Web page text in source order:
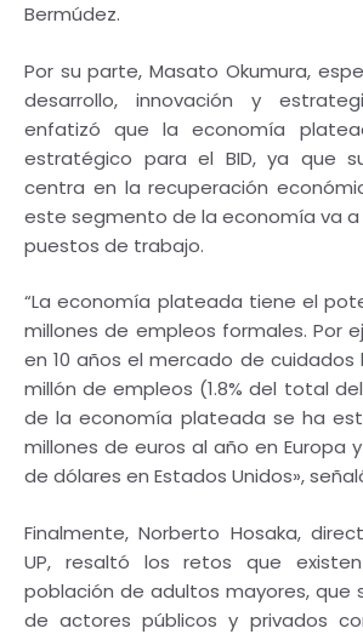
Bermúdez.
Por su parte, Masato Okumura,
desarrollo, innovación y
enfatizó que la economía
estratégico para el BID, ya que
centra en la recuperación
este segmento de la economía va a
puestos de trabajo.
“La economía plateada tiene el
millones de empleos formales. Por
en 10 años el mercado de
millón de empleos (1.8% del total
de la economía plateada se ha
millones de euros al año en Europa
de dólares en Estados Unidos»,
Finalmente, Norberto Hosaka,
UP, resaltó los retos que
población de adultos mayores, que
de actores públicos y privados